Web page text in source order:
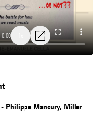
0:00
- Philippe Manoury, Miller